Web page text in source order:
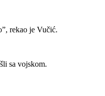
rekao je Vučić.
sa vojskom.